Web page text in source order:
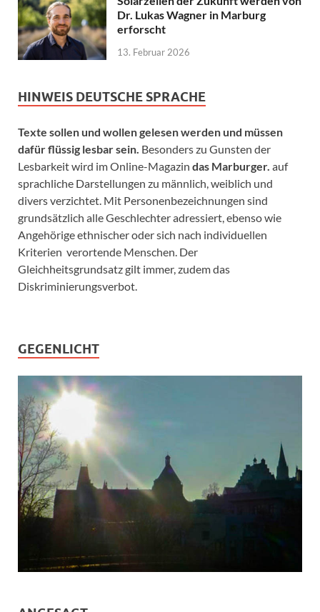
Dr. Lukas Wagner in Marburg
erforscht
13. Februar 2026
HINWEIS DEUTSCHE SPRACHE
Texte sollen und wollen gelesen werden und müssen
dafür flüssig lesbar sein. Besonders zu Gunsten der
Lesbarkeit wird im Online-Magazin das Marburger. auf
sprachliche Darstellungen zu männlich, weiblich und
divers verzichtet. Mit Personenbezeichnungen sind
grundsätzlich alle Geschlechter adressiert, ebenso wie
Angehörige ethnischer oder sich nach individuellen
Kriterien verortende Menschen. Der
Gleichheitsgrundsatz gilt immer, zudem das
Diskriminierungsverbot.
GEGENLICHT